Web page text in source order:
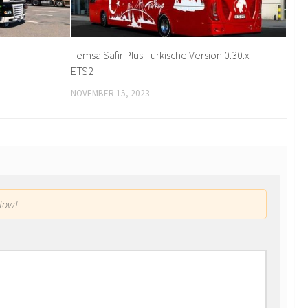
Temsa Safir Plus Türkische Version 0.30.x
ETS2
NOVEMBER 15, 2023